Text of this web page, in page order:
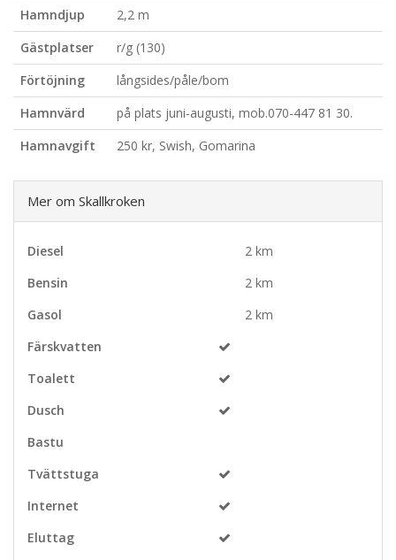
Hamndjup
2,2 m
Gästplatser
r/g (130)
Förtöjning
långsides/påle/bom
Hamnvärd
på plats juni-augusti, mob.070-447 81 30.
Hamnavgift
250 kr, Swish, Gomarina
Mer om Skallkroken
Diesel
2 km
Bensin
2 km
Gasol
2 km
Färskvatten
Toalett
Dusch
Bastu
Tvättstuga
Internet
Eluttag